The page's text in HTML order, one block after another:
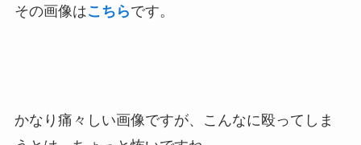
その画像はこちらです。
かなり痛々しい画像ですが、こんなに殴ってしま